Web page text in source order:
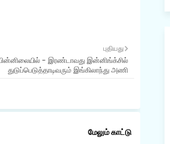
புதியது
- இரண்டாவது இன்னிங்க்சில்
துடுப்பெடுத்தாடிவரும் இங்கிலாந்து அணி
மேலும் காட்டு